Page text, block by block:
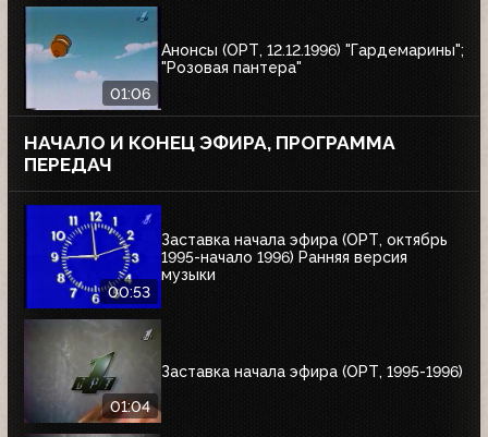
01:06
Анонсы (ОРТ, 12.12.1996) "Гардемарины";
"Розовая пантера"
НАЧАЛО И КОНЕЦ ЭФИРА, ПРОГРАММА
ПЕРЕДАЧ
00:53
Заставка начала эфира (ОРТ, октябрь
1995-начало 1996) Ранняя версия
музыки
01:04
Заставка начала эфира (ОРТ, 1995-1996)